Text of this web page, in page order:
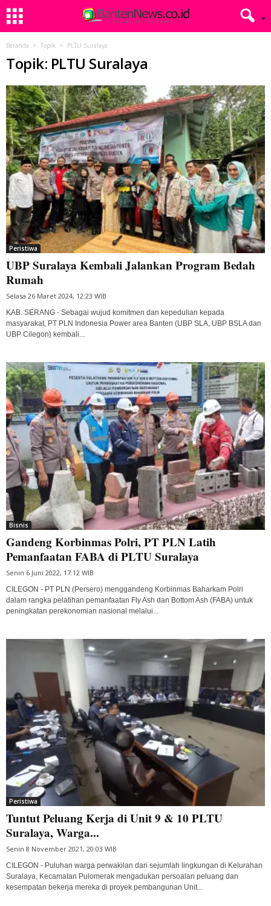
Beranda Topik PLTU Suralaya
Topik: PLTU Suralaya
Peristiwa
UBP Suralaya Kembali Jalankan Program Bedah
Rumah
Selasa 26 Maret 2024, 12:23 WIB
KAB. SERANG - Sebagai wujud komitmen dan kepedulian kepada
masyarakat, PT PLN Indonesia Power area Banten (UBP SLA, UBP BSLA dan
UBP Cilegon) kembali...
Bisnis
Gandeng Korbinmas Polri, PT PLN Latih
Pemanfaatan FABA di PLTU Suralaya
Senin 6 Juni 2022, 17:12 WIB
CILEGON - PT PLN (Persero) menggandeng Korbinmas Baharkam Polri
dalam rangka pelatihan pemanfaatan Fly Ash dan Bottom Ash (FABA) untuk
peningkatan perekonomian nasional melalui...
Peristiwa
Tuntut Peluang Kerja di Unit 9 & 10 PLTU
Suralaya, Warga...
Senin 8 November 2021, 20:03 WIB
CILEGON - Puluhan warga perwakilan dari sejumlah lingkungan di Kelurahan
Suralaya, Kecamatan Pulomerak mengadukan persoalan peluang dan
kesempatan bekerja mereka di proyek pembangunan Unit...